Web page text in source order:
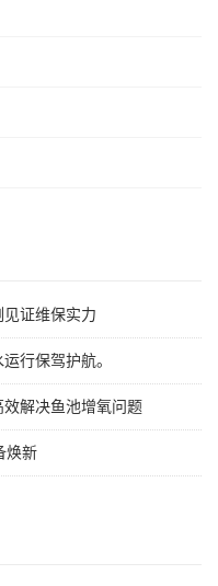
证维保实力
行保驾护航。
解决鱼池增氧问题
焕新